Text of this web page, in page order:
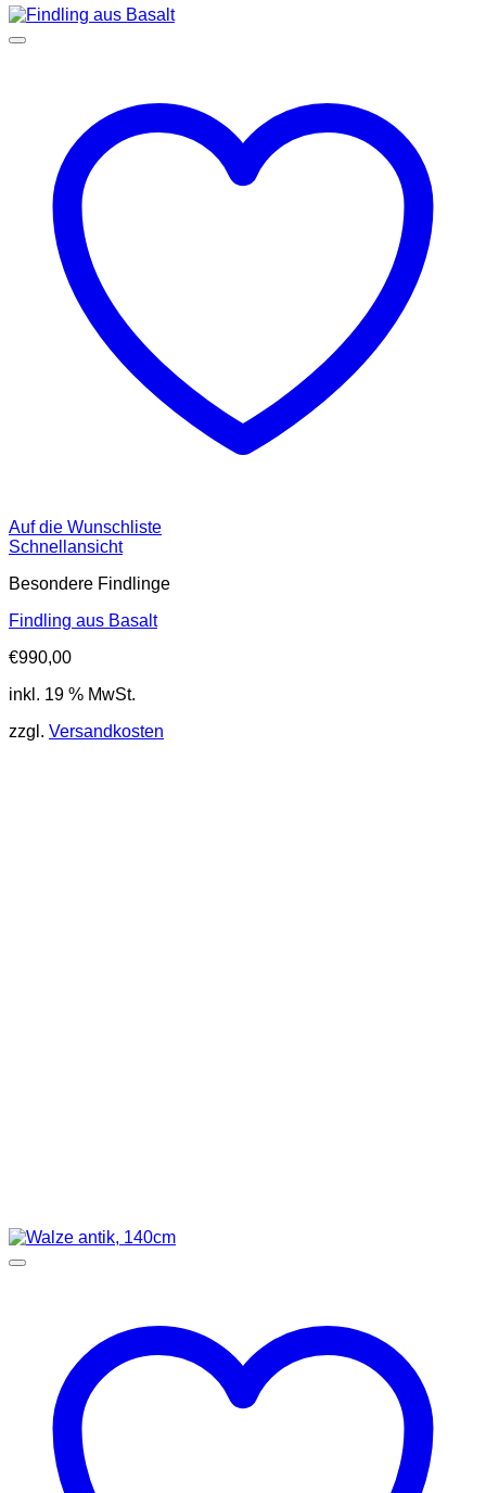
Auf die Wunschliste
Schnellansicht
Besondere Findlinge
Findling aus Basalt
€990,00
inkl. 19 % MwSt.
zzgl. Versandkosten